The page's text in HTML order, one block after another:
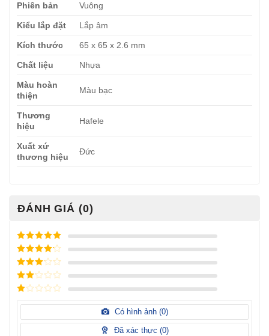
Phiên bản Vuông
Kiểu lắp đặt Lắp âm
Kích thước 65 x 65 x 2.6 mm
Chất liệu Nhựa
Màu hoàn
thiện
Màu bạc
Thương
hiệu
Hafele
Xuất xứ
thương hiệu
Đức
ĐÁNH GIÁ (0)
Được xếp
hạng
5
5
sao
Được xếp
hạng
4
5
sao
Được
xếp
hạng3
5 sao
Được
hạng
sao
Được
hạng
Có hình ảnh (0)
Đã xác thực (0)